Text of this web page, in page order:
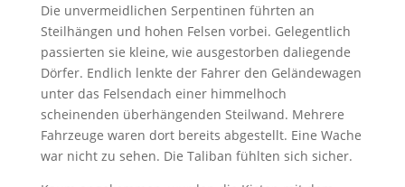
Die unvermeidlichen Serpentinen führten an
Steilhängen und hohen Felsen vorbei. Gelegentlich
passierten sie kleine, wie ausgestorben daliegende
Dörfer. Endlich lenkte der Fahrer den Geländewagen
unter das Felsendach einer himmelhoch
scheinenden überhängenden Steilwand. Mehrere
Fahrzeuge waren dort bereits abgestellt. Eine Wache
war nicht zu sehen. Die Taliban fühlten sich sicher.